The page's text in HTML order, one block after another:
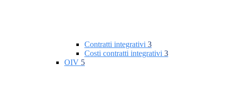
Contratti integrativi 3
Costi contratti integrativi 3
OIV 5